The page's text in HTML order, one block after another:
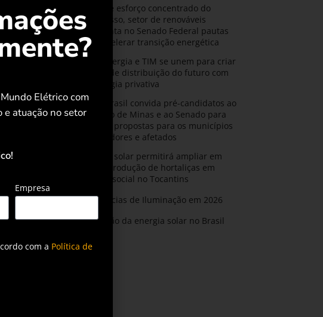
Durante esforço concentrado do
Congresso, setor de renováveis
apresenta no Senado Federal pautas
para acelerar transição energética
CPFL Energia e TIM se unem para criar
a rede de distribuição do futuro com
tecnologia privativa
AMIG Brasil convida pré-candidatos ao
Governo de Minas e ao Senado para
discutir propostas para os municípios
mineradores e afetados
Energia solar permitirá ampliar em
25% a produção de hortaliças em
projeto social no Tocantins
Tendências de Iluminação em 2026
Expansão da energia solar no Brasil
Elétrico com
atuação no setor
Empresa
com a Política de